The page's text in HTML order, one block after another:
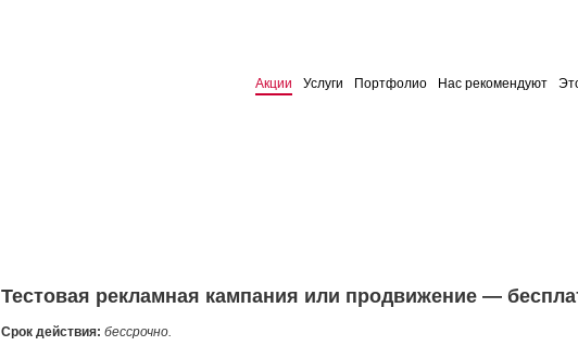
Акции Услуги Портфолио Нас рекомендуют
Тестовая рекламная кампания или продвижение —
Срок действия: бессрочно.